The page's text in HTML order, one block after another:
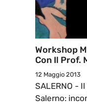
Workshop
Con Il Prof.
12 Maggio 2013
SALERNO -
Salerno: